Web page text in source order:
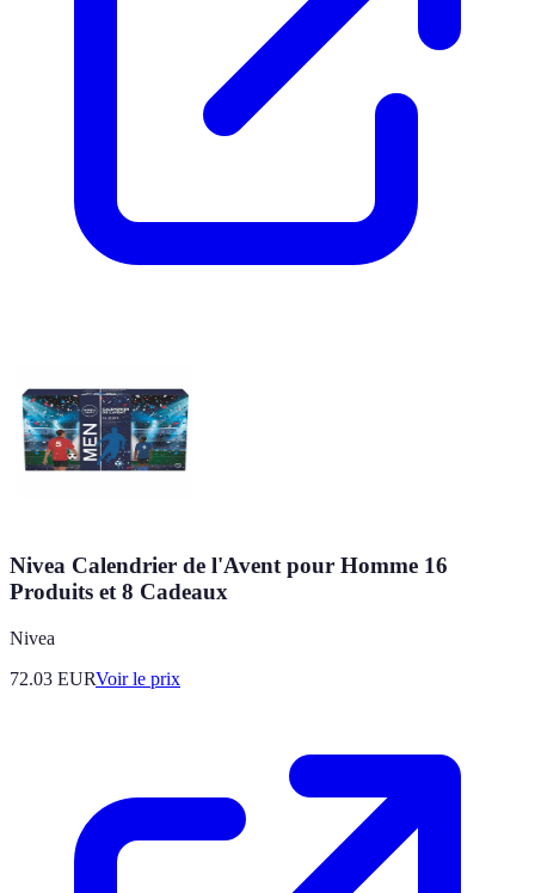
Nivea Calendrier de l'Avent pour Homme 16
Produits et 8 Cadeaux
Nivea
72.03 EURVoir le prix